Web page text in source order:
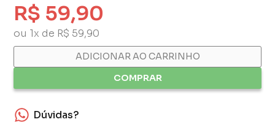
R$ 59,90
ou 1x de R$ 59,90
ADICIONAR AO CARRINHO
COMPRAR
Dúvidas?